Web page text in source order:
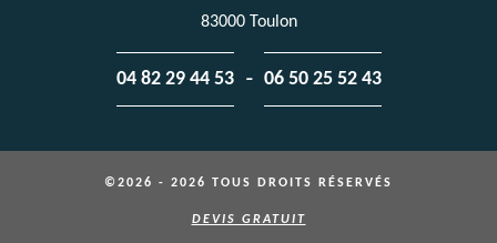
83000 Toulon
04 82 29 44 53 - 06 50 25 52 43
©2026 - 2026 TOUS DROITS RÉSERVÉS
DEVIS GRATUIT